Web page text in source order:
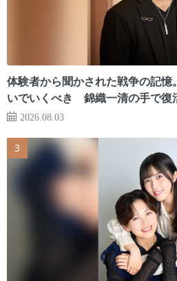
体験者から聞かされた戦争の記
いでいくべき 錦織一清の手で復
2026.08.03